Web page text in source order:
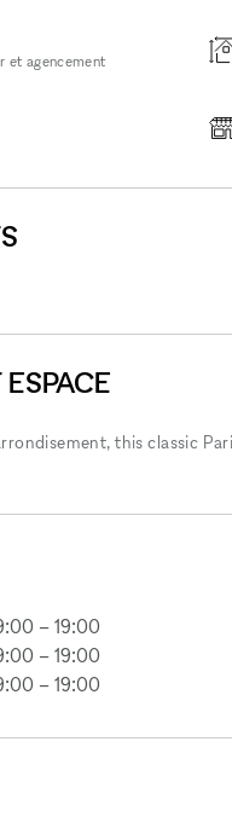
et agencement
this classic
–19:00
–19:00
–19:00